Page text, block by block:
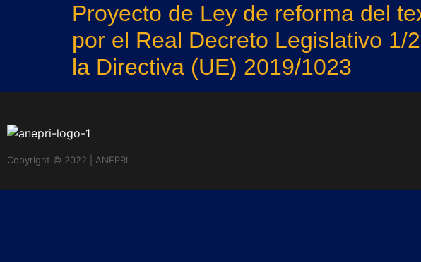
Proyecto de Ley de reforma del
por el Real Decreto Legislativo
la Directiva (UE) 2019/1023
Copyright © 2022 | ANEPRI